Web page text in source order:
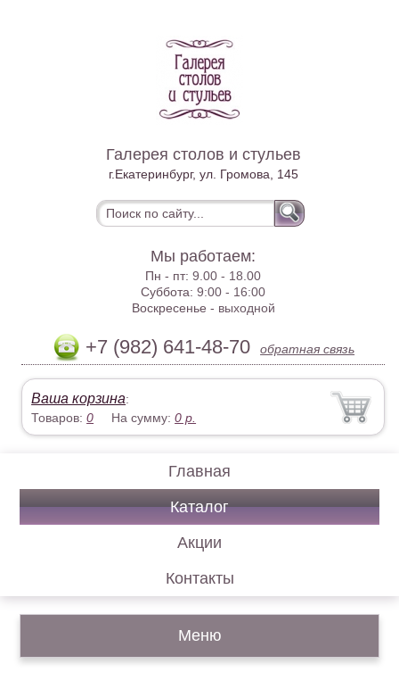
Галерея столов и стульев
г.Екатеринбург, ул. Громова, 145
Мы работаем:
Пн - пт:9.00 - 18.00
Суббота:9:00 - 16:00
Воскресенье - выходной
+7 (982) 641-48-70 обратная связь
Ваша корзина:
Товаров:0 На сумму:0 р.
Главная
Каталог
Акции
Контакты
Меню